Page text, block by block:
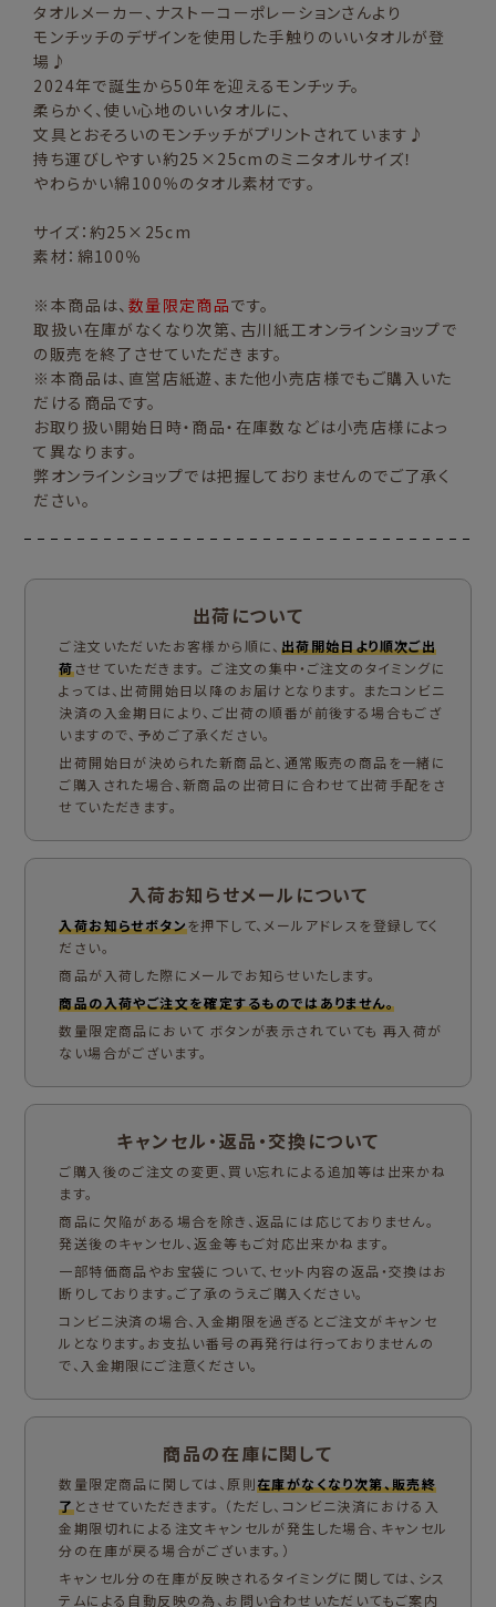
タオルメーカー、ナストーコーポレーションさんより
モンチッチのデザインを使用した手触りのいいタオルが登
場♪
2024年で誕生から50年を迎えるモンチッチ。
柔らかく、使い心地のいいタオルに、
文具とおそろいのモンチッチがプリントされています♪
持ち運びしやすい約25×25cmのミニタオルサイズ！
やわらかい綿100％のタオル素材です。
サイズ：約25×25cm
素材：綿100％
※本商品は、 数量限定商品です。
取扱い在庫がなくなり次第、古川紙工オンラインショップで
の販売を終了させていただきます。
※本商品は、直営店紙遊、また他小売店様でもご購入いた
だける商品です。
お取り扱い開始日時・商品・在庫数などは小売店様によっ
て異なります。
弊オンラインショップでは把握しておりませんのでご了承く
ださい。
出荷について
ご注文いただいたお客様から順に、 出荷開始日より順次ご出
荷させていただきます。 ご注文の集中・ご注文のタイミングに
よっては、出荷開始日以降のお届けとなります。 またコンビニ
決済の入金期日により、ご出荷の順番が前後する場合もござ
いますので、予めご了承ください。
出荷開始日が決められた新商品と、通常販売の商品を一緒に
ご購入された場合、新商品の出荷日に合わせて出荷手配をさ
せていただきます。
入荷お知らせメールについて
入荷お知らせボタンを押下して、メールアドレスを登録してく
ださい。
商品が入荷した際にメールでお知らせいたします。
商品の入荷やご注文を確定するものではありません。
数量限定商品において ボタンが表示されていても 再入荷が
ない場合がございます。
キャンセル・返品・交換について
ご購入後のご注文の変更、買い忘れによる追加等は出来かね
ます。
商品に欠陥がある場合を除き、返品には応じておりません。
発送後のキャンセル、返金等もご対応出来かねます。
一部特価商品やお宝袋について、セット内容の返品・交換はお
断りしております。ご了承のうえご購入ください。
コンビニ決済の場合、入金期限を過ぎるとご注文がキャンセ
ルとなります。お支払い番号の再発行は行っておりませんの
で、入金期限にご注意ください。
商品の在庫に関して
数量限定商品に関しては、原則在庫がなくなり次第、販売終
了とさせていただきます。 （ただし、コンビニ決済における入
金期限切れによる注文キャンセルが発生した場合、キャンセル
分の在庫が戻る場合がございます。）
キャンセル分の在庫が反映されるタイミングに関しては、シス
テムによる自動反映の為、お問い合わせいただいてもご案内